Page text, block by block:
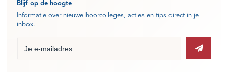
Blijf op de hoogte
Informatie over nieuwe hoorcolleges, acties en tips direct in je
inbox.